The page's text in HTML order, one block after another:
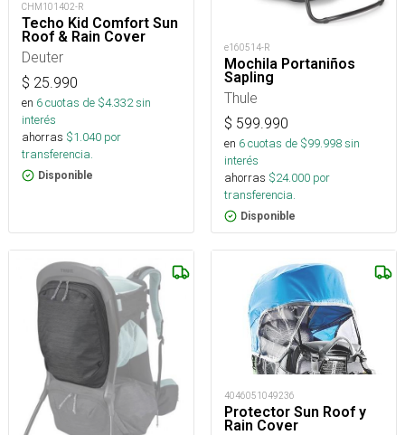
CHM101402-R
Techo Kid Comfort Sun
Roof & Rain Cover
Deuter
$ 25.990
en 6cuotas de $4.332sin
interés
ahorras $1.040 por
transferencia.
Disponible
e160514-R
Mochila Portaniños
Sapling
Thule
$ 599.990
en 6cuotas de $99.998sin
interés
ahorras $24.000 por
transferencia.
Disponible
4046051049236
Protector Sun Roof y
Rain Cover